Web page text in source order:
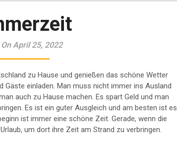
April 25, 2022
zu Hause und genießen das schöne Wetter
Gäste einladen. Man muss nicht immer ins Ausland
auch zu Hause machen. Es spart Geld und man
Es ist ein guter Ausgleich und am besten ist es
ist immer eine schöne Zeit. Gerade, wenn die
um dort ihre Zeit am Strand zu verbringen.